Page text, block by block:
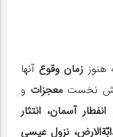
زمان وقوع آنها
بخش نخستمعجزات و
انفطار آسمان، انتثار
نزول عیسی